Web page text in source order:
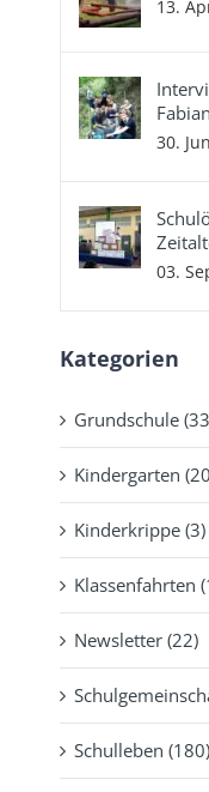
13.
30.
03.
Kategorien
Grundschule
Kindergarten
Kinderkrippe (3)
Klassenfahrten
Newsletter (22)
Schulleben (180)